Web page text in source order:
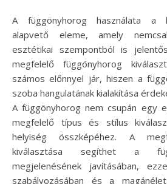
A függönyhorog használata a lakberendezés egyik
alapvető eleme, amely
esztétikai szempontból is
megfelelő függönyhorog
számos előnnyel jár, hiszen a
szoba hangulatának kialakítása
A függönyhorog nem csupán egy
megfelelő típus és stílus
helyiség összképéhez. A
kiválasztása segíthet a
megjelenésének javításában,
szabályozásában és a